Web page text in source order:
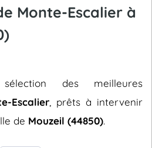
Monte-Escalier à
des meilleures
Escalier , prêts à intervenir
de Mouzeil (44850).